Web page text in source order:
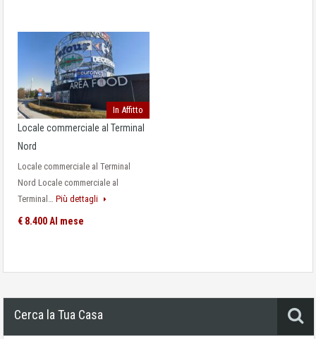
In Affitto
Locale commerciale al Terminal
Nord
Locale commerciale al Terminal
Nord Locale commerciale al
Terminal… Più dettagli
€ 8.400 Al mese
Cerca la Tua Casa